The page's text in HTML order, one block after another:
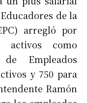
de la
arregló por
activos como
Empleados
y 750 para
Ramón